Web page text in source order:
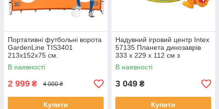
Портативні футбольні ворота
GardenLine TIS3401
213х152х75 см.
В наявності
2 999 ₴ 4 000 ₴
Купити
Надувний ігровий центр Intex
57135 Планета динозаврів
333 х 229 х 112 см з
фонтаном надувним кільцем
В наявності
3 049 ₴
Купити